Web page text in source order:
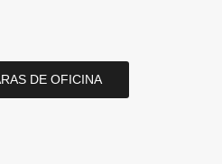
DE OFICINA